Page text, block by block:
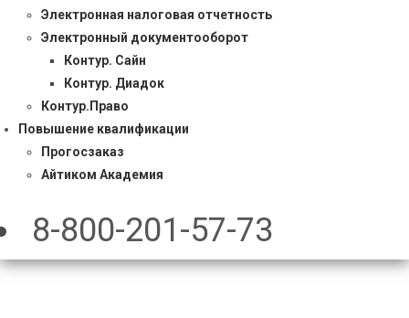
Электронная налоговая отчетность
Электронный документооборот
Контур. Сайн
Контур. Диадок
Контур.Право
Повышение квалификации
Прогосзаказ
Айтиком Академия
8-800-201-57-73